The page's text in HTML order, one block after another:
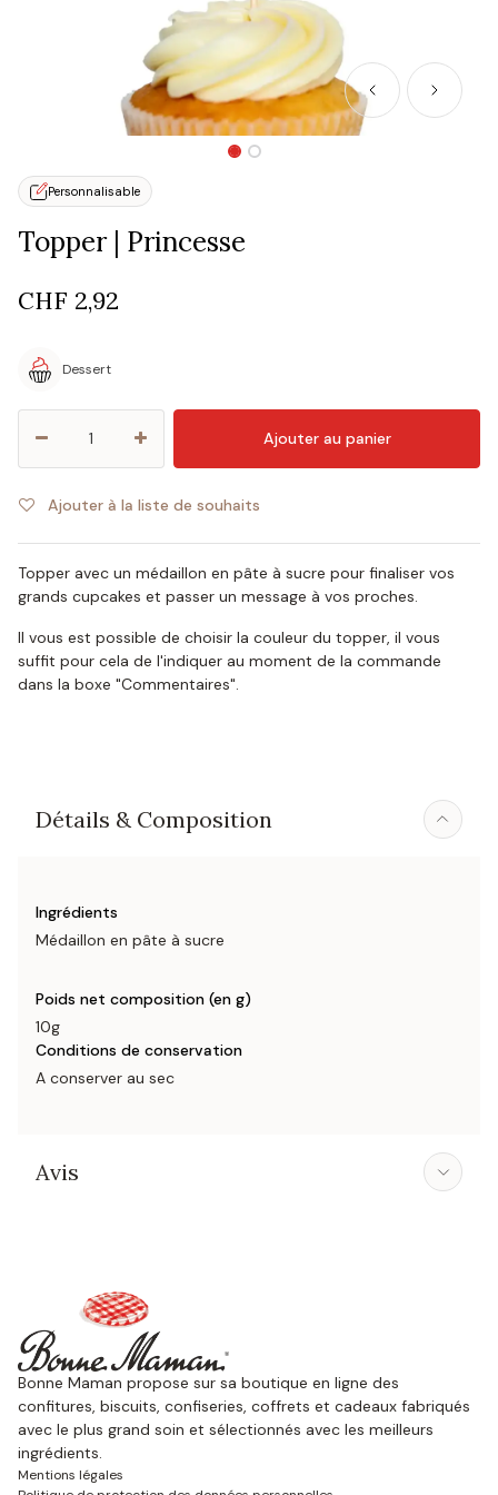
Personnalisable
Topper | Princesse
CHF 2,92
Dessert
Ajouter au panier
Ajouter à la liste de souhaits
Topper avec un médaillon en pâte à sucre pour finaliser vos
grands cupcakes et passer un message à vos proches.
Il vous est possible de choisir la couleur du topper, il vous
suffit pour cela de l'indiquer au moment de la commande
dans la boxe "Commentaires".
Détails & Composition
Ingrédients
Médaillon en pâte à sucre
Poids net composition (en g)
10g
Conditions de conservation
A conserver au sec
Avis
Bonne Maman propose sur sa boutique en ligne des
confitures, biscuits, confiseries, coffrets et cadeaux fabriqués
avec le plus grand soin et sélectionnés avec les meilleurs
ingrédients.
Mentions légales